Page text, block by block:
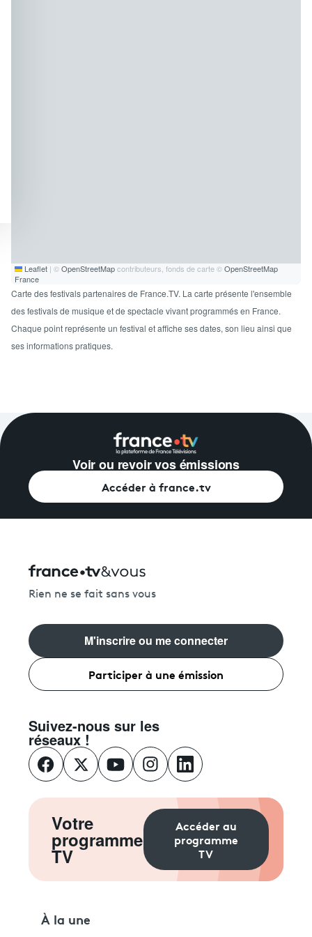
Leaflet | ©OpenStreetMapcontributeurs, fonds de carte ©OpenStreetMap
France
Carte des festivals partenaires de France.TV. La carte présente l'ensemble
des festivals de musique et de spectacle vivant programmés en France.
Chaque point représente un festival et affiche ses dates, son lieu ainsi que
ses informations pratiques.
Voir ou revoir vos émissions
Accéder à france.tv
Rien ne se fait sans vous
M'inscrire ou me connecter
Participer à une émission
Suivez-nous sur les
réseaux !
Votre
programme
TV
Accéder au
programme
TV
À la une